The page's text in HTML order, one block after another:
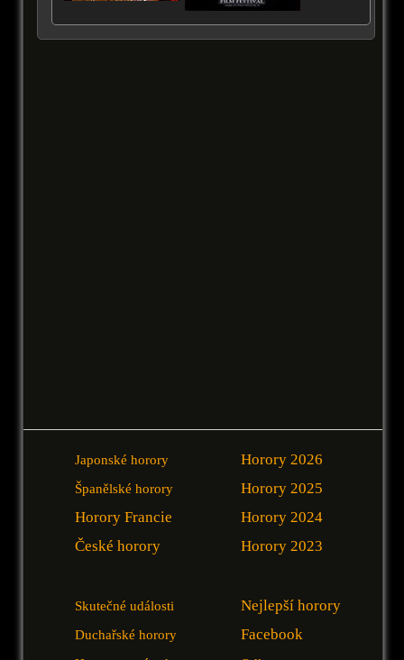
Japonské horory
Španělské horory
Horory Francie
České horory
Horory 2026
Horory 2025
Horory 2024
Horory 2023
Skutečné události
Duchařské horory
Nejlepší horory
Facebook